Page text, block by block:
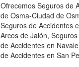
Ofrecemos Seguros de
de Osma-Ciudad de
Seguros de Accidentes
Arcos de Jalón,
de Accidentes en
de Accidentes en San